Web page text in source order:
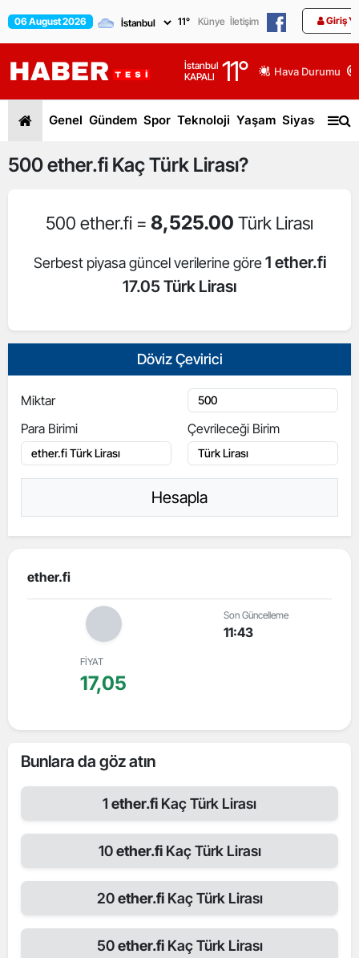
06 August 2026 11° Künye İletişim Giriş
İstanbul
KAPALI
11° Hava Durumu
Genel Gündem Spor Teknoloji Yaşam Siyaset
500ether.fi Kaç Türk Lirası?
500 ether.fi = 8,525.00 Türk Lirası
Serbest piyasa güncel verilerine göre 1 ether.fi
17.05 Türk Lirası
Döviz Çevirici
Miktar
Para Birimi
Çevrileceği Birim
Hesapla
ether.fi
Son Güncelleme
11:43
FİYAT
17,05
Bunlara da göz atın
1 ether.fi Kaç Türk Lirası
10ether.fi Kaç Türk Lirası
20ether.fi Kaç Türk Lirası
50ether.fi Kaç Türk Lirası